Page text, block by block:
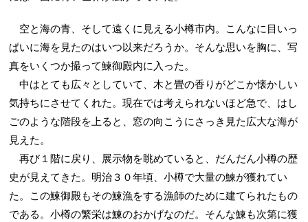
空と海の青、そして遠くに見える小樽市内。こんなに目いっ
ぱいに海を見たのはいつ以来だろうか。そんな思いを胸に、写
真をいくつか撮って鰊御殿内に入った。
中はとても広々としていて、木と畳の香りがどこか懐かしい
気持ちにさせてくれた。現在では考えられないほど急で、はし
ごのような階段を上ると、窓の向こうにさっき見た広大な海が
見えた。
再び１階に戻り、展示物を眺めていると、だんだん小樽の歴
史が見えてきた。明治３０年頃、小樽で大量の鰊が獲れてい
た。この鰊御殿もその鰊漁をする漁師のために建てられたもの
である。小樽の繁栄は鰊のおかげなのだ。そんな鰊も次第に獲